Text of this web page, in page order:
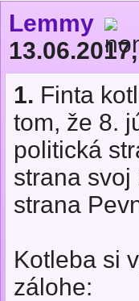
Lemmy
1. Finta
tom, že 8.
politická
strana
strana
Kotleba si
zálohe: